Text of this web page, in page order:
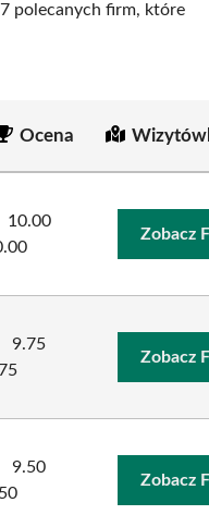
polecanych firm, które
Ocena
10.00
Zobacz
9.75
Zobacz
9.50
Zobacz